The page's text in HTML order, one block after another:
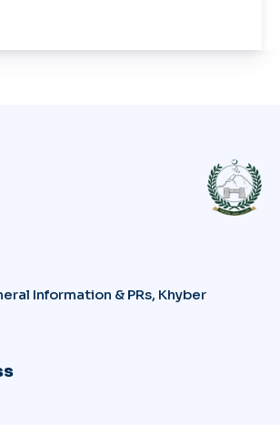
Information & PRs, Khyber